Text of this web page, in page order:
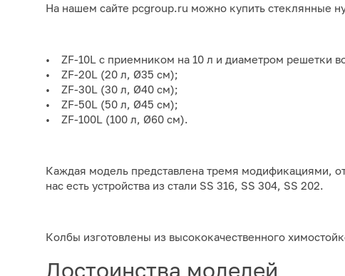
На нашем сайте pcgroup.ru можно купить стеклянные
• ZF-10L с приемником на 10 л и диаметром решетки
• ZF-20L (20 л, Ø35 см);
• ZF-30L (30 л, Ø40 см);
• ZF-50L (50 л, Ø45 см);
• ZF-100L (100 л, Ø60 см).
Каждая модель представлена тремя модификациями,
нас есть устройства из стали SS 316, SS 304, SS 202.
Колбы изготовлены из высококачественного
Достоинства моделей